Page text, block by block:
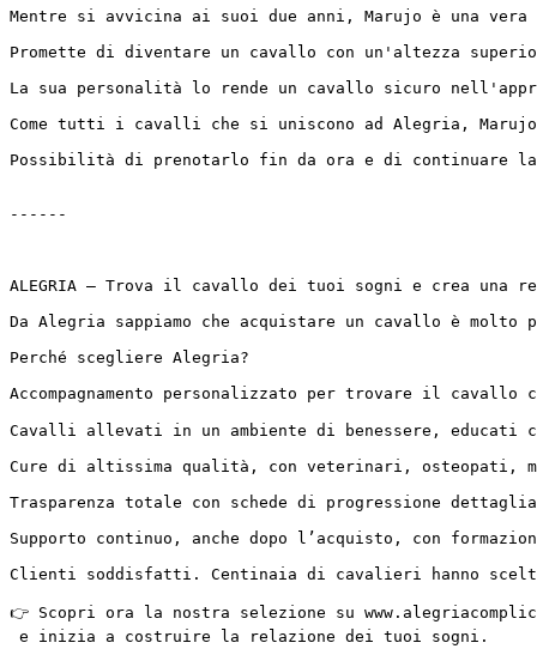
Mentre si avvicina ai suoi due anni, Marujo è una
Promette di diventare un cavallo con un'altezza
La sua personalità lo rende un cavallo sicuro
Come tutti i cavalli che si uniscono ad Alegria,
Possibilità di prenotarlo fin da ora e di continuare la
------
ALEGRIA – Trova il cavallo dei tuoi sogni e crea
Da Alegria sappiamo che acquistare un cavallo è
Perché scegliere Alegria?
Accompagnamento personalizzato per trovare il
Cavalli allevati in un ambiente di benessere, educati
Cure di altissima qualità, con veterinari, osteopati,
Trasparenza totale con schede di progressione
Supporto continuo, anche dopo l’acquisto, con
Clienti soddisfatti. Centinaia di cavalieri hanno
👉 Scopri ora la nostra selezione su
e inizia a costruire la relazione dei tuoi sogni.